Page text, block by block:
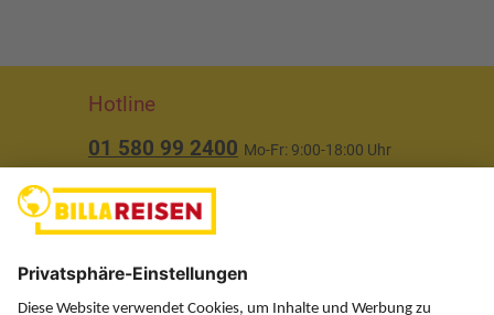
Hotline
01 580 99 2400 Mo-Fr: 9:00-18:00 Uhr
Über uns
Service